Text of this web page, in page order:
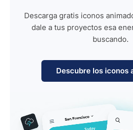
Descarga gratis iconos
dale a tus proyectos esa
buscando.
Descubre los iconos